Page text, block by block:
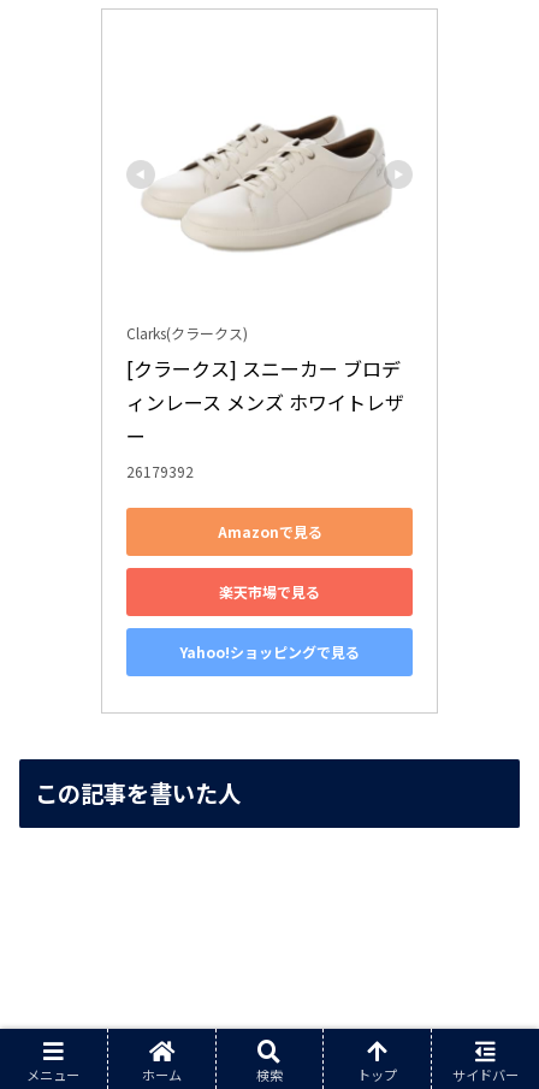
Clarks(クラークス)
[クラークス] スニーカー ブロデ
ィンレース メンズ ホワイトレザ
ー
26179392
Amazonで見る
楽天市場で見る
Yahoo!ショッピングで見る
この記事を書いた人
メニュー ホーム 検索 トップ サイドバー